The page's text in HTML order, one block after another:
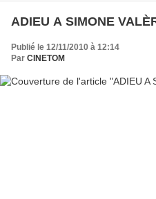
ADIEU A SIMONE
Publié le 12/11/2010 à 12:14
Par CINETOM